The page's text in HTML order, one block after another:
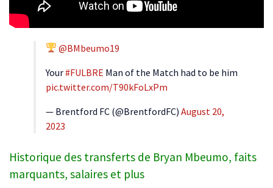
@BMbeumo19
Your#FULBRE Man of the Match had to be him
pic.twitter.com/T90kFoLxPm
— Brentford FC (@BrentfordFC) August 20,
2023
Historique des transferts de Bryan Mbeumo, faits
marquants, salaires et plus